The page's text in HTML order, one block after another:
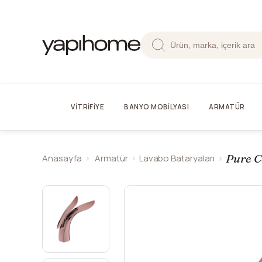
VİTRİFİYE BANYO MOBİLYASI ARMATÜR
Anasayfa Armatür Lavabo Bataryaları Pure